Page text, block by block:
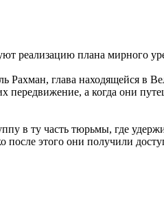
реализацию плана мирного
Рахман, глава находящейся в
передвижение, а когда они
в ту часть тюрьмы, где
после этого они получили